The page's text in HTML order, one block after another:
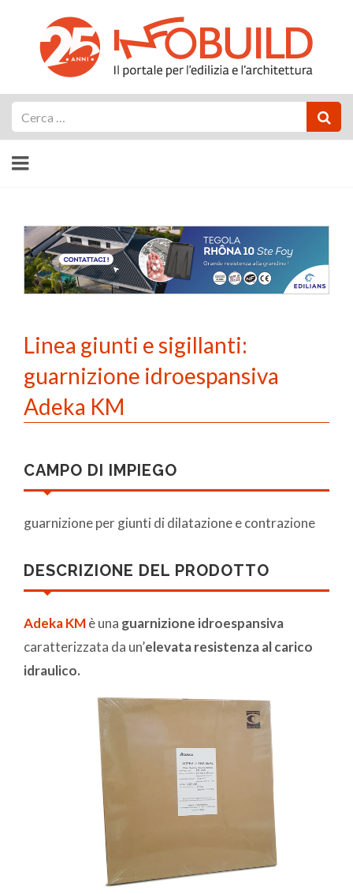
Linea giunti e sigillanti:
guarnizione idroespansiva
Adeka KM
CAMPO DI IMPIEGO
guarnizione per giunti di dilatazione e contrazione
DESCRIZIONE DEL PRODOTTO
Adeka KMè una guarnizione idroespansiva
caratterizzata da un’elevata resistenza al carico
idraulico.